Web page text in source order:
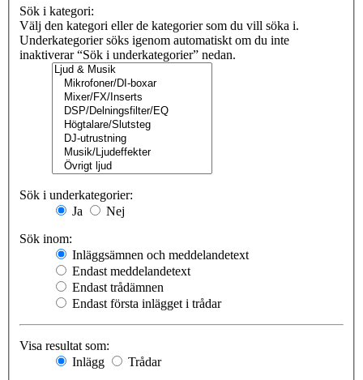
Sök i kategori:
Välj den kategori eller de kategorier som du vill söka i.
Underkategorier söks igenom automatiskt om du inte
inaktiverar “Sök i underkategorier” nedan.
Sök i underkategorier:
Ja
Nej
Sök inom:
Inläggsämnen och meddelandetext
Endast meddelandetext
Endast trådämnen
Endast första inlägget i trådar
Visa resultat som:
Inlägg
Trådar